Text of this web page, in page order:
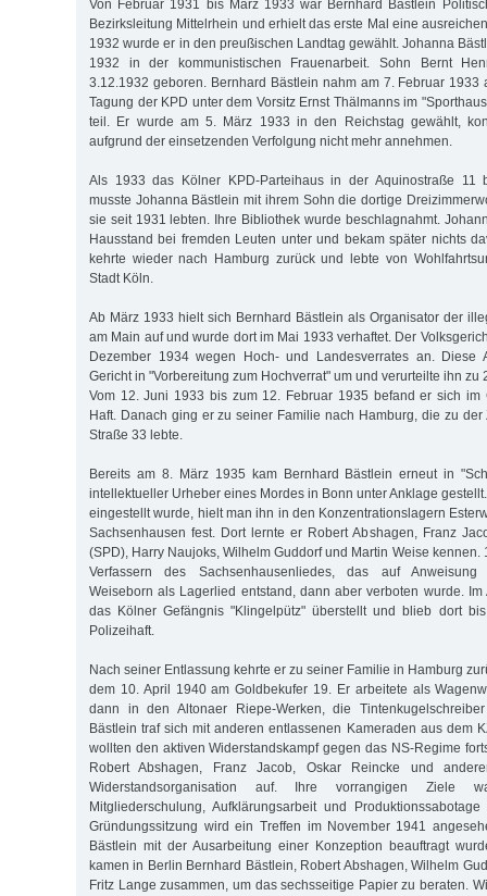
Von Februar 1931 bis März 1933 war Bernhard Bästlein
Bezirksleitung Mittelrhein und erhielt das erste Mal eine
1932 wurde er in den preußischen Landtag gewählt. Johanna
1932 in der kommunistischen Frauenarbeit. Sohn Bernt
3.12.1932 geboren. Bernhard Bästlein nahm am 7. Februar 1933
Tagung der KPD unter dem Vorsitz Ernst Thälmanns im
teil. Er wurde am 5. März 1933 in den Reichstag gewählt,
aufgrund der einsetzenden Verfolgung nicht mehr annehmen.
Als 1933 das Kölner KPD-Parteihaus in der Aquinostraße 11
musste Johanna Bästlein mit ihrem Sohn die dortige
sie seit 1931 lebten. Ihre Bibliothek wurde beschlagnahmt.
Hausstand bei fremden Leuten unter und bekam später nichts
kehrte wieder nach Hamburg zurück und lebte von
Stadt Köln.
Ab März 1933 hielt sich Bernhard Bästlein als Organisator der
am Main auf und wurde dort im Mai 1933 verhaftet. Der
Dezember 1934 wegen Hoch- und Landesverrates an. Diese
Gericht in "Vorbereitung zum Hochverrat" um und verurteilte ihn zu
Vom 12. Juni 1933 bis zum 12. Februar 1935 befand er sich im
Haft. Danach ging er zu seiner Familie nach Hamburg, die zu
Straße 33 lebte.
Bereits am 8. März 1935 kam Bernhard Bästlein erneut in
intellektueller Urheber eines Mordes in Bonn unter Anklage
eingestellt wurde, hielt man ihn in den Konzentrationslagern
Sachsenhausen fest. Dort lernte er Robert Abshagen, Franz
(SPD), Harry Naujoks, Wilhelm Guddorf und Martin Weise kennen.
Verfassern des Sachsenhausenliedes, das auf Anweisung
Weiseborn als Lagerlied entstand, dann aber verboten wurde.
das Kölner Gefängnis "Klingelpütz" überstellt und blieb dort
Polizeihaft.
Nach seiner Entlassung kehrte er zu seiner Familie in Hamburg
dem 10. April 1940 am Goldbekufer 19. Er arbeitete als
dann in den Altonaer Riepe-Werken, die
Bästlein traf sich mit anderen entlassenen Kameraden aus dem
wollten den aktiven Widerstandskampf gegen das NS-Regime
Robert Abshagen, Franz Jacob, Oskar Reincke und
Widerstandsorganisation auf. Ihre vorrangigen Ziele
Mitgliederschulung, Aufklärungsarbeit und
Gründungssitzung wird ein Treffen im November 1941
Bästlein mit der Ausarbeitung einer Konzeption beauftragt
kamen in Berlin Bernhard Bästlein, Robert Abshagen, Wilhelm
Fritz Lange zusammen, um das sechsseitige Papier zu beraten.